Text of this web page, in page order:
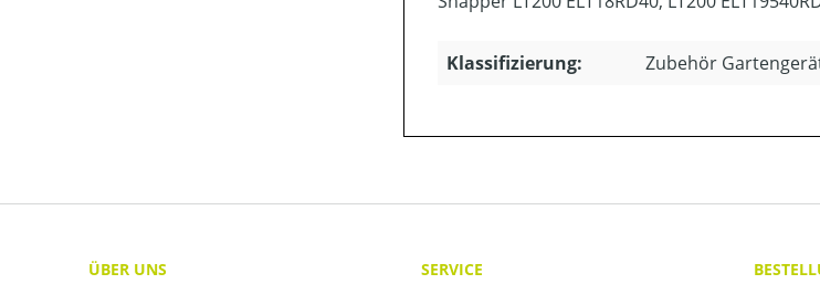
Klassifizierung: Zubehör
ÜBER UNS
SERVICE